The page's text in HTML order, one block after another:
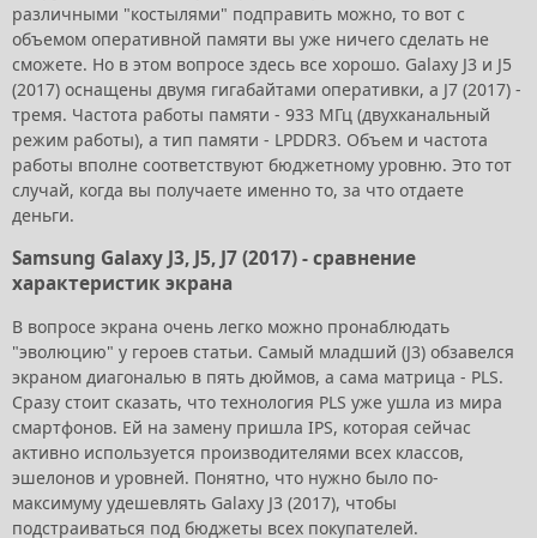
различными "костылями" подправить можно, то вот с
объемом оперативной памяти вы уже ничего сделать не
сможете. Но в этом вопросе здесь все хорошо. Galaxy J3 и J5
(2017) оснащены двумя гигабайтами оперативки, а J7 (2017) -
тремя. Частота работы памяти - 933 МГц (двухканальный
режим работы), а тип памяти - LPDDR3. Объем и частота
работы вполне соответствуют бюджетному уровню. Это тот
случай, когда вы получаете именно то, за что отдаете
деньги.
Samsung Galaxy J3, J5, J7 (2017) - сравнение
характеристик экрана
В вопросе экрана очень легко можно пронаблюдать
"эволюцию" у героев статьи. Самый младший (J3) обзавелся
экраном диагональю в пять дюймов, а сама матрица - PLS.
Сразу стоит сказать, что технология PLS уже ушла из мира
смартфонов. Ей на замену пришла IPS, которая сейчас
активно используется производителями всех классов,
эшелонов и уровней. Понятно, что нужно было по-
максимуму удешевлять Galaxy J3 (2017), чтобы
подстраиваться под бюджеты всех покупателей.